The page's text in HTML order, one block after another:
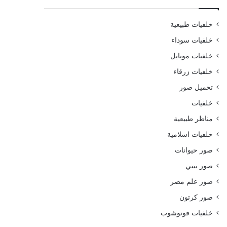
خلفيات طبيعية
خلفيات سوداء
خلفيات موبايل
خلفيات زرقاء
تحميل صور
خلفيات
مناظر طبيعية
خلفيات اسلامية
صور حيوانات
صور بيبي
صور علم مصر
صور كرتون
خلفيات فوتوشوب